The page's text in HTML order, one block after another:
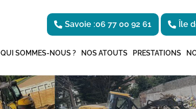
Savoie :06 77 00 92 61 Île
QUI SOMMES-NOUS ? NOS ATOUTS PRESTATIONS